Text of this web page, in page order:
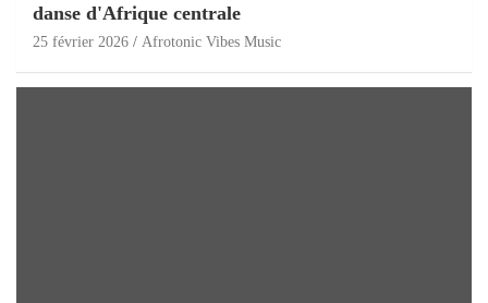
danse d'Afrique centrale
25 février 2026 Afrotonic Vibes Music